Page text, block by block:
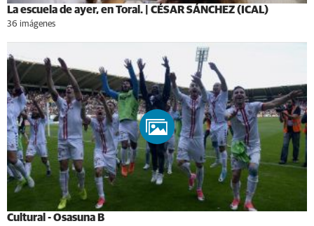
La escuela de ayer, en Toral. | CÉSAR SÁNCHEZ (ICAL)
36 imágenes
Cultural - Osasuna B